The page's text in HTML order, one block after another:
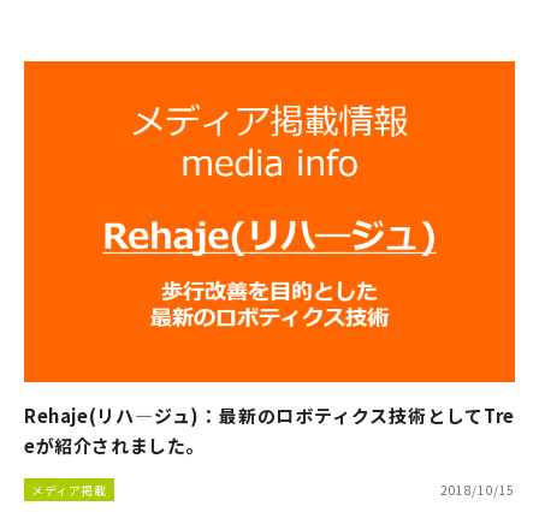
Rehaje(リハ―ジュ)：最新のロボティクス技術としてTre
eが紹介されました。
メディア掲載 2018/10/15